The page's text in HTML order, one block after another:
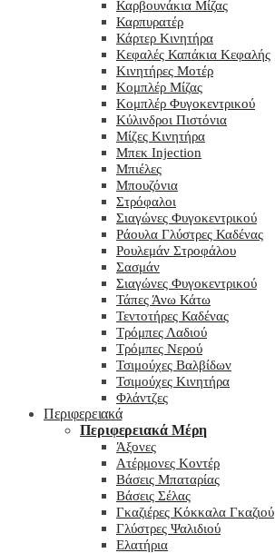
Καρβουνάκια Μίζας
Καρπυρατέρ
Κάρτερ Κινητήρα
Κεφαλές Καπάκια Κεφαλής
Κινητήρες Μοτέρ
Κομπλέρ Μίζας
Κομπλέρ Φυγοκεντρικού
Κύλινδροι Πιστόνια
Μίζες Κινητήρα
Μπεκ Injection
Μπιέλες
Μπουζόνια
Στρόφαλοι
Σιαγώνες Φυγοκεντρικού
Ράουλα Γλύστρες Καδένας
Ρουλεμάν Στροφάλου
Σασμάν
Σιαγώνες Φυγοκεντρικού
Τάπες Άνω Κάτω
Τεντοτήρες Καδένας
Τρόμπες Λαδιού
Τρόμπες Νερού
Τσιμούχες Βαλβίδων
Τσιμούχες Κινητήρα
Φλάντζες
Περιφερειακά
Περιφερειακά Μέρη
Άξονες
Ατέρμονες Κοντέρ
Βάσεις Μπαταρίας
Βάσεις Σέλας
Γκαζιέρες Κόκκαλα Γκαζιού
Γλύστρες Ψαλιδιού
Ελατήρια